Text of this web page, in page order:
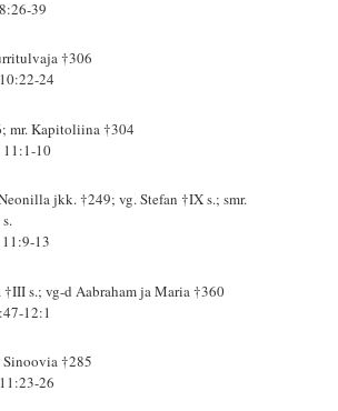
39
†306
24
mr. Kapitoliina †304
10
jkk. †249; vg. Stefan †IX s.; smr.
13
†III s.; vg-d Aabraham ja Maria †360
12:1
†285
26